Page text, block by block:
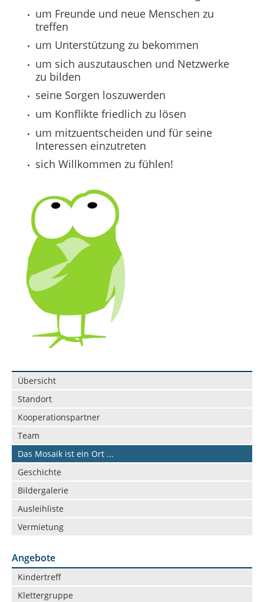
um Freunde und neue Menschen zu
treffen
um Unterstützung zu bekommen
um sich auszutauschen und Netzwerke
zu bilden
seine Sorgen loszuwerden
um Konflikte friedlich zu lösen
um mitzuentscheiden und für seine
Interessen einzutreten
sich Willkommen zu fühlen!
Navigation
überspringen
Übersicht
Standort
Kooperationspartner
Team
Das Mosaik ist ein Ort ...
Geschichte
Bildergalerie
Ausleihliste
Vermietung
Angebote
Navigation
überspringen
Kindertreff
Klettergruppe
Datenschutz in der Beratungsstelle
Beschwerdemanagement in der Beratungsstelle